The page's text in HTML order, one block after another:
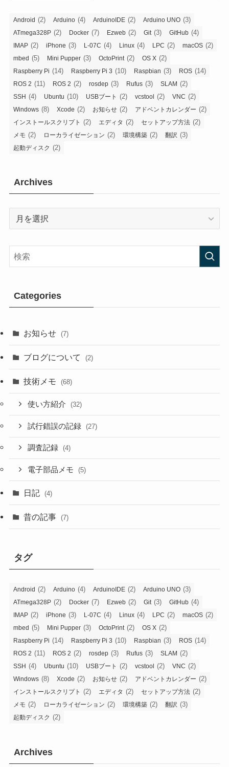
Android (2) Arduino (4) ArduinoIDE (2) Arduino UNO (3)
ATmega328P (2) Docker (7) Ezweb (2) Git(3) GitHub (4)
IMAP (2) iPhone (3) L-07C (4) Linux (4) LPC (2) macOS (2)
mbed (5) Mini Pupper (3) OctoPrint(2) OS X (2)
Raspberry Pi (14) Raspberry Pi 3 (10) Raspbian (3) ROS (14)
ROS 2 (11) ROS 2 (2) rosdep (3) Rufus (3) SLAM (2)
SSH (4) Ubuntu (10) USBブート (2) vcstool (2) VNC (2)
Windows (8) Xcode (2) お知らせ (2) アドベントカレンダー (2)
インストールスクリプト (2) エディタ (2) セットアップ方法 (2)
メモ (2) ローカライゼーション (2) 環境構築 (2) 翻訳 (3)
起動ディスク (2)
Archives
Archives
Categories
お知らせ (7)
ブログについて (2)
技術メモ (68)
使い方紹介 (32)
試行錯誤の記録 (27)
調査記録 (4)
電子部品メモ (5)
日記 (4)
昔の記事 (7)
タグ
Android (2) Arduino (4) ArduinoIDE (2) Arduino UNO (3)
ATmega328P (2) Docker (7) Ezweb (2) Git(3) GitHub (4)
IMAP (2) iPhone (3) L-07C (4) Linux (4) LPC (2) macOS (2)
mbed (5) Mini Pupper (3) OctoPrint(2) OS X (2)
Raspberry Pi (14) Raspberry Pi 3 (10) Raspbian (3) ROS (14)
ROS 2 (11) ROS 2 (2) rosdep (3) Rufus (3) SLAM (2)
SSH (4) Ubuntu (10) USBブート (2) vcstool (2) VNC (2)
Windows (8) Xcode (2) お知らせ (2) アドベントカレンダー (2)
インストールスクリプト (2) エディタ (2) セットアップ方法 (2)
メモ (2) ローカライゼーション (2) 環境構築 (2) 翻訳 (3)
起動ディスク (2)
Archives